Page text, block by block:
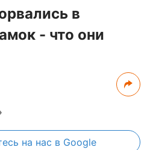
в
- что они
на нас в Google